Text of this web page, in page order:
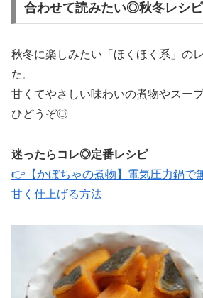
合わせて読みたい◎秋冬レシピ
秋冬に楽しみたい「ほくほく系」の
た。
甘くてやさしい味わいの煮物やスー
ひどうぞ◎
迷ったらコレ◎定番レシピ
👉【かぼちゃの煮物】電気圧力鍋で
甘く仕上げる方法